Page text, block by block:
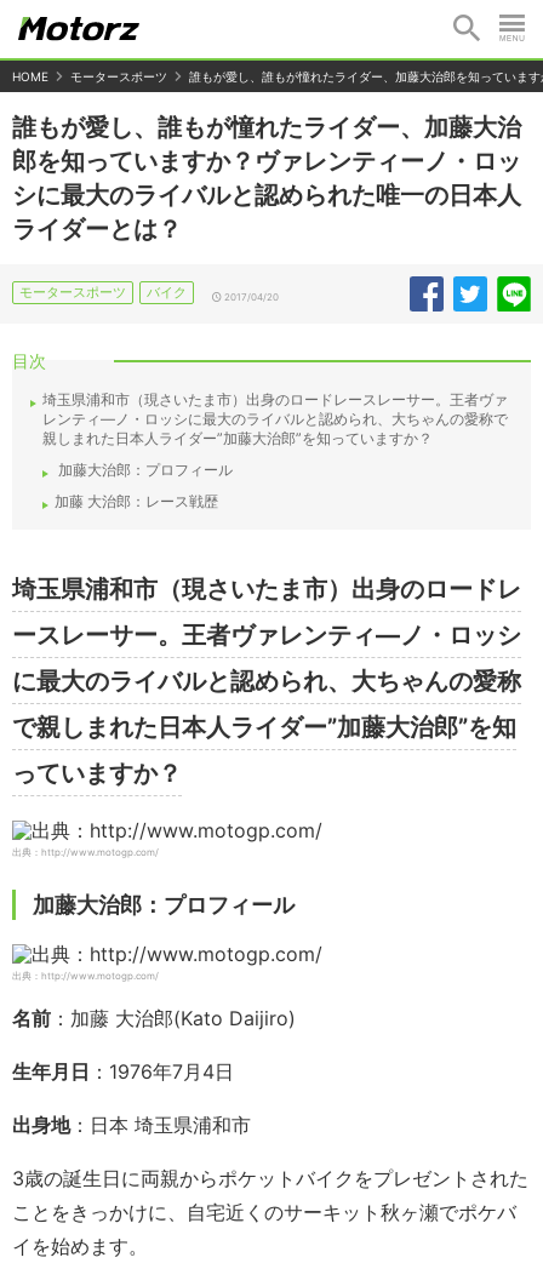
HOME モータースポーツ 誰もが愛し、誰もが憧れたライダー、加藤大治郎を知っていま
誰もが愛し、誰もが憧れたライダー、加藤大治
郎を知っていますか？ヴァレンティーノ・ロッ
シに最大のライバルと認められた唯一の日本人
ライダーとは？
モータースポーツ バイク 2017/04/20
目次
埼玉県浦和市（現さいたま市）出身のロードレースレーサー。王者ヴァ
レンティ―ノ・ロッシに最大のライバルと認められ、大ちゃんの愛称で
親しまれた日本人ライダー”加藤大治郎”を知っていますか？
加藤大治郎：プロフィール
加藤 大治郎：レース戦歴
埼玉県浦和市（現さいたま市）出身のロードレ
ースレーサー。王者ヴァレンティ―ノ・ロッシ
に最大のライバルと認められ、大ちゃんの愛称
で親しまれた日本人ライダー”加藤大治郎”を知
っていますか？
出典：http://www.motogp.com/
加藤大治郎：プロフィール
出典：http://www.motogp.com/
名前 ：加藤 大治郎(Kato Daijiro)
生年月日 ：1976年7月4日
出身地：日本 埼玉県浦和市
3歳の誕生日に両親からポケットバイクをプレゼントされた
ことをきっかけに、自宅近くのサーキット秋ヶ瀬でポケバ
イを始めます。